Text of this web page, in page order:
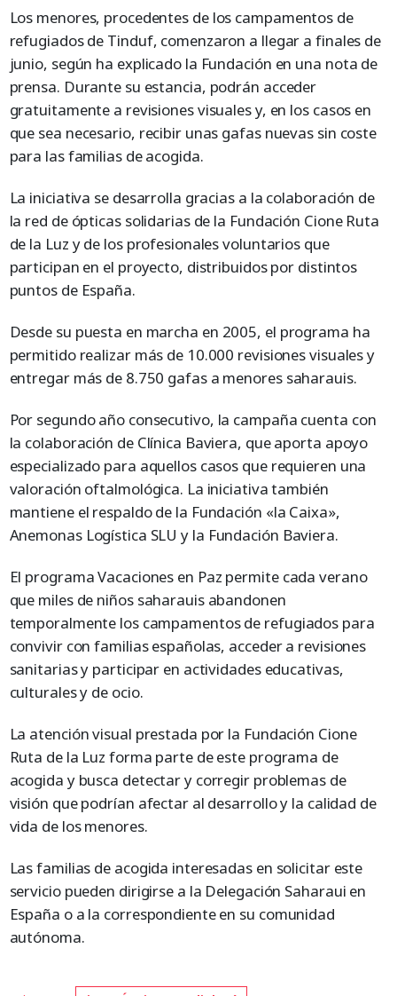
Los menores, procedentes de los campamentos de
refugiados de Tinduf, comenzaron a llegar a finales de
junio, según ha explicado la Fundación en una nota de
prensa. Durante su estancia, podrán acceder
gratuitamente a revisiones visuales y, en los casos en
que sea necesario, recibir unas gafas nuevas sin coste
para las familias de acogida.
La iniciativa se desarrolla gracias a la colaboración de
la red de ópticas solidarias de la Fundación Cione Ruta
de la Luz y de los profesionales voluntarios que
participan en el proyecto, distribuidos por distintos
puntos de España.
Desde su puesta en marcha en 2005, el programa ha
permitido realizar más de 10.000 revisiones visuales y
entregar más de 8.750 gafas a menores saharauis.
Por segundo año consecutivo, la campaña cuenta con
la colaboración de Clínica Baviera, que aporta apoyo
especializado para aquellos casos que requieren una
valoración oftalmológica. La iniciativa también
mantiene el respaldo de la Fundación «la Caixa»,
Anemonas Logística SLU y la Fundación Baviera.
El programa Vacaciones en Paz permite cada verano
que miles de niños saharauis abandonen
temporalmente los campamentos de refugiados para
convivir con familias españolas, acceder a revisiones
sanitarias y participar en actividades educativas,
culturales y de ocio.
La atención visual prestada por la Fundación Cione
Ruta de la Luz forma parte de este programa de
acogida y busca detectar y corregir problemas de
visión que podrían afectar al desarrollo y la calidad de
vida de los menores.
Las familias de acogida interesadas en solicitar este
servicio pueden dirigirse a la Delegación Saharaui en
España o a la correspondiente en su comunidad
autónoma.